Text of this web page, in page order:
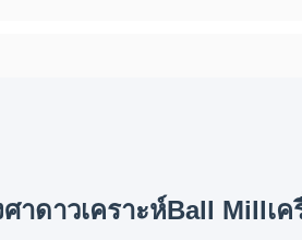
ดาวเคราะห์Ball Millเค